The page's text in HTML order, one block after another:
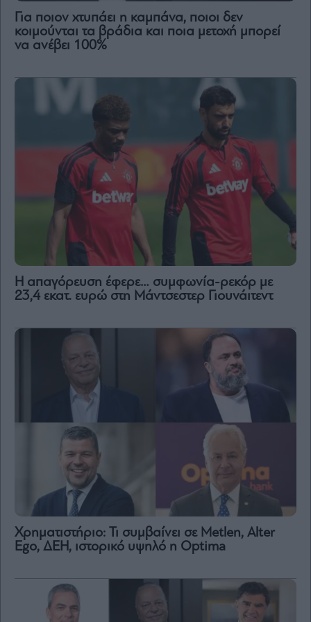
Για ποιον χτυπάει η καμπάνα, ποιοι δεν
κοιμούνται τα βράδια και ποια μετοχή μπορεί
να ανέβει 100%
Η απαγόρευση έφερε… συμφωνία-ρεκόρ με
23,4 εκατ. ευρώ στη Μάντσεστερ Γιουνάιτεντ
Χρηματιστήριο: Τι συμβαίνει σε Metlen, Αlter
Ego, ΔΕΗ, ιστορικό υψηλό η Optima